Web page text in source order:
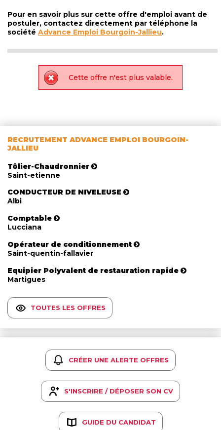
Pour en savoir plus sur cette offre d'emploi avant de
postuler, contactez directement par téléphone la
société Advance Emploi Bourgoin-Jallieu.
Cette offre n'est plus valable.
RECRUTEMENT ADVANCE EMPLOI BOURGOIN-
JALLIEU
Tôlier-Chaudronnier
Saint-etienne
CONDUCTEUR DE NIVELEUSE
Albi
Comptable
Lucciana
Opérateur de conditionnement
Saint-quentin-fallavier
Equipier Polyvalent de restauration rapide
Martigues
TOUTES LES OFFRES
CRÉER UNE ALERTE OFFRES
S'INSCRIRE / DÉPOSER SON CV
GUIDE DU CANDIDAT